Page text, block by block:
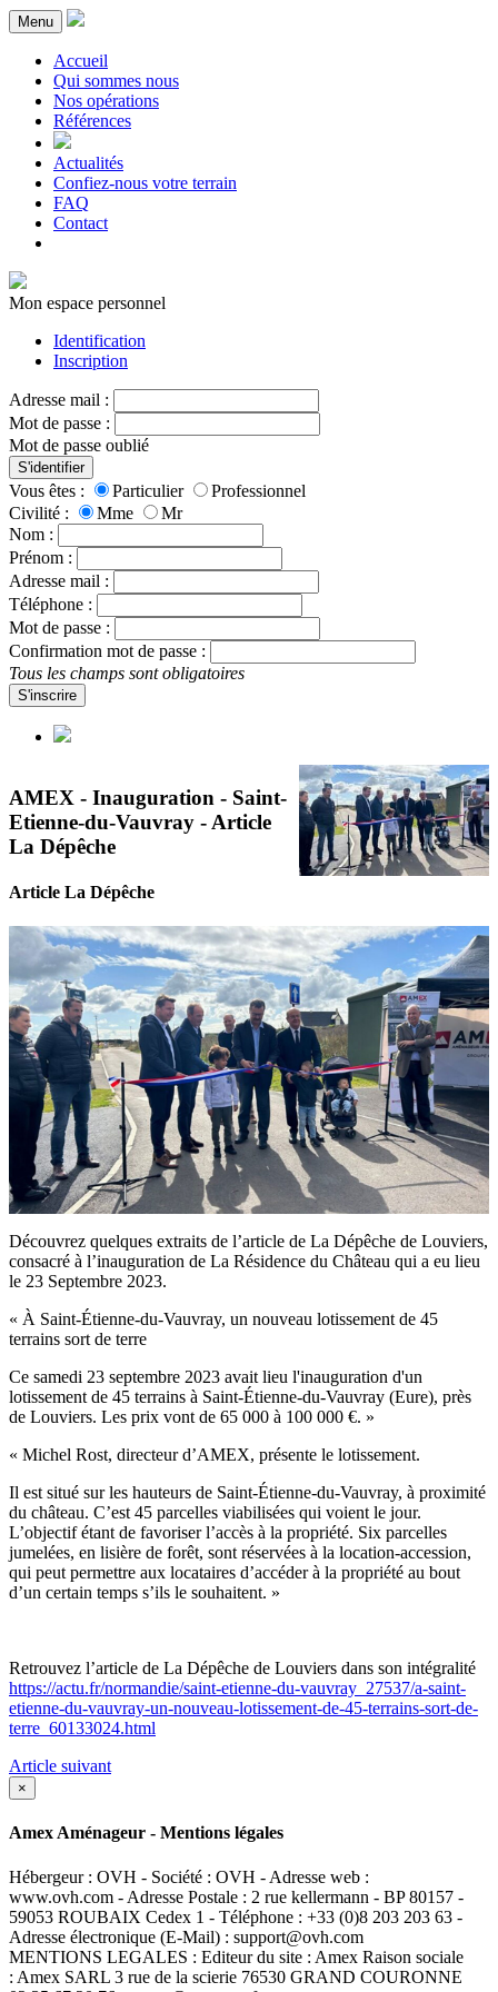
Menu
Accueil
Qui sommes nous
Nos opérations
Références
Actualités
Confiez-nous votre terrain
FAQ
Contact
Mon espace personnel
Identification
Inscription
Adresse mail :
Mot de passe :
Mot de passe oublié
S'identifier
Vous êtes : Particulier
Professionnel
Civilité :
Mme
Mr
Nom :
Prénom :
Adresse mail :
Téléphone :
Mot de passe :
Confirmation mot de passe :
Tous les champs sont obligatoires
S'inscrire
AMEX - Inauguration - Saint-
Etienne-du-Vauvray - Article
La Dépêche
Article La Dépêche
Découvrez quelques extraits de l’article de La Dépêche de Louviers,
consacré à l’inauguration de La Résidence du Château qui a eu lieu
le 23 Septembre 2023.
« À Saint-Étienne-du-Vauvray, un nouveau lotissement de 45
terrains sort de terre
Ce samedi 23 septembre 2023 avait lieu l'inauguration d'un
lotissement de 45 terrains à Saint-Étienne-du-Vauvray (Eure), près
de Louviers. Les prix vont de 65 000 à 100 000 €. »
« Michel Rost, directeur d’AMEX, présente le lotissement.
Il est situé sur les hauteurs de Saint-Étienne-du-Vauvray, à proximité
du château. C’est 45 parcelles viabilisées qui voient le jour.
L’objectif étant de favoriser l’accès à la propriété. Six parcelles
jumelées, en lisière de forêt, sont réservées à la location-accession,
qui peut permettre aux locataires d’accéder à la propriété au bout
d’un certain temps s’ils le souhaitent. »
Retrouvez l’article de La Dépêche de Louviers dans son intégralité
https://actu.fr/normandie/saint-etienne-du-vauvray_27537/a-saint-
etienne-du-vauvray-un-nouveau-lotissement-de-45-terrains-sort-de-
terre_60133024.html
Article suivant
×
Amex Aménageur - Mentions légales
Hébergeur : OVH - Société : OVH - Adresse web :
www.ovh.com - Adresse Postale : 2 rue kellermann - BP 80157 -
59053 ROUBAIX Cedex 1 - Téléphone : +33 (0)8 203 203 63 -
Adresse électronique (E-Mail) : support@ovh.com
MENTIONS LEGALES : Editeur du site : Amex Raison sociale
: Amex SARL 3 rue de la scierie 76530 GRAND COURONNE